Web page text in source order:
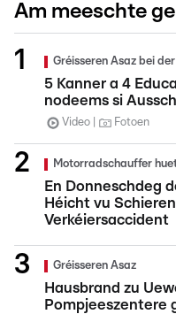
Am meeschte
Gréisseren Asaz bei
5 Kanner a 4
nodeems si
Video Fotoen
Motorradschauffer
En Donneschdeg
Héicht vu
Verkéiersaccident
Gréisseren Asaz
Hausbrand zu
Pompjeeszentere